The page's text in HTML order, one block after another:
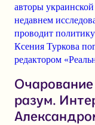
авторы
недавнем
проводит
Ксения Туркова
редактором
разум.